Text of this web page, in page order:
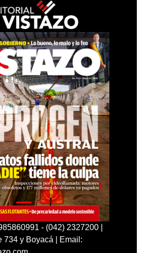
- (042) 2327200 |
734 y Boyacá | Email: